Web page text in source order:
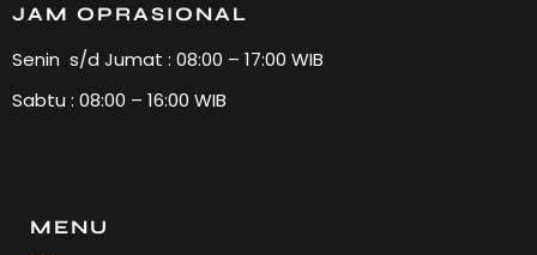
JAM OPRASIONAL
Senin s/d Jumat : 08:00 – 17:00 WIB
Sabtu : 08:00 – 16:00 WIB
MENU